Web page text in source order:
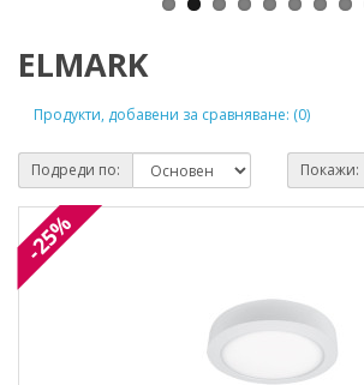
ELMARK
Продукти, добавени за сравняване: (0)
Подреди по: Покажи:
-25%